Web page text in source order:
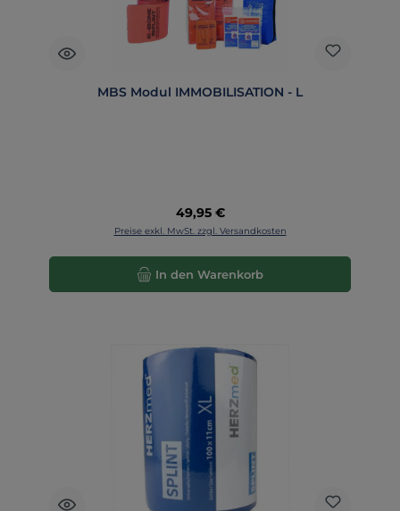
MBS Modul IMMOBILISATION - L
Regulärer Preis:
49,95 €
Preise exkl. MwSt. zzgl. Versandkosten
In den Warenkorb